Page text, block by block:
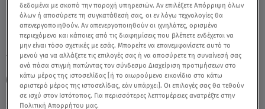
TAGS: ΖΩΔΙΑ ΖΩΔΙΑ ΣΗΜΕΡΑ ΖΩΔΙΑ ΑΣΗ ΜΠΗΛΙΟΥ
ΑΣΤΡΟΛΟΓΙΚΕΣ ΠΡΟΒΛΕΨΕΙΣ ΥΔΡΟΧΟΟΣ ΑΣΗ ΜΠΗΛΙΟΥ
δεδομένα με σκοπό την παροχή υπηρεσιών. Αν επιλέξετε Απόρριψη όλων
όλων ή αποσύρετε τη συγκατάθεσή σας, οι εν λόγω τεχνολογίες θα
απενεργοποιηθούν. Αν απενεργοποιηθούν οι ιχνηλάτες, ορισμένο
περιεχόμενο και κάποιες από τις διαφημίσεις που βλέπετε ενδέχεται να
μην είναι τόσο σχετικές με εσάς. Μπορείτε να επανεμφανίσετε αυτό το
μενού για να αλλάξετε τις επιλογές σας ή να αποσύρετε τη συναίνεσή σας
ανά πάσα στιγμή πατώντας τον σύνδεσμο Διαχείριση προτιμήσεων στο
κάτω μέρος της ιστοσελίδας [ή το αιωρούμενο εικονίδιο στο κάτω
αριστερό μέρος της ιστοσελίδας, εάν υπάρχει]. Οι επιλογές σας θα τεθούν
σε ισχύ στον Ιστότοπος. Για περισσότερες λεπτομέρειες ανατρέξτε στην
Πολιτική Απορρήτου μας.